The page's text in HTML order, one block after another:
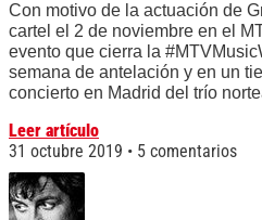
Con motivo de la actuación de
cartel el 2 de noviembre en el
evento que cierra la
semana de antelación y en un
concierto en Madrid del trío
Leer artículo
31 octubre 2019
5 comentarios